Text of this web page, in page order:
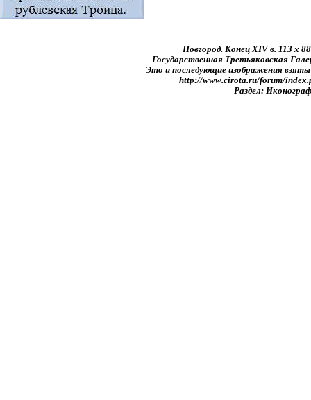
Новгород. Конец XIV в. 113 x
Государственная Третьяковская
Это и последующие изображения взяты
http://www.cirota.ru/forum/
Раздел: